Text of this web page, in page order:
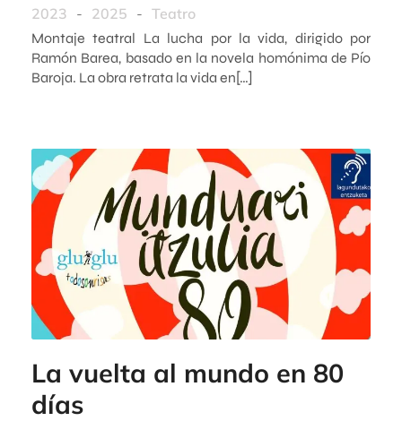
2023 - 2025 - Teatro
Montaje teatral La lucha por la vida, dirigido por
Ramón Barea, basado en la novela homónima de Pío
Baroja. La obra retrata la vida en[…]
La vuelta al mundo en 80
días